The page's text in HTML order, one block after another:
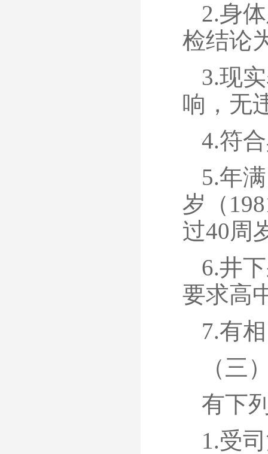
2.身
检结论
3.现
响，无
4.符
5.年
岁（
过40周
6.井
要求高
7.有
（三
有下
1.受